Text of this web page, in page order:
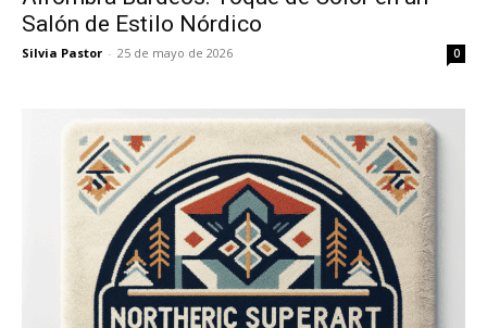
Salón de Estilo Nórdico
Silvia Pastor - 25 de mayo de 2026 0